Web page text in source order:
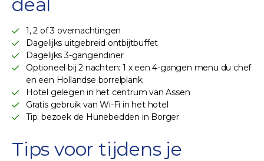
1, 2 of 3 overnachtingen
Dagelijks uitgebreid ontbijtbuffet
Dagelijks 3-gangendiner
Optioneel bij 2 nachten: 1 x een 4-gangen menu du chef
en een Hollandse borrelplank
Hotel gelegen in het centrum van Assen
Gratis gebruik van Wi-Fi in het hotel
Tip: bezoek de Hunebedden in Borger
Tips voor tijdens je